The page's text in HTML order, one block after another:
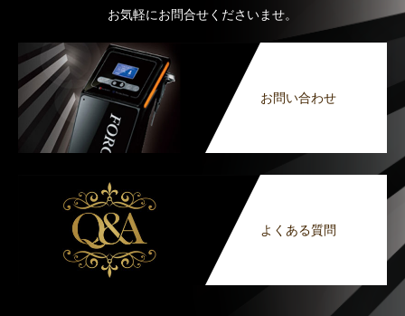
お気軽にお問合せくださいませ。
お問い合わせ
よくある質問